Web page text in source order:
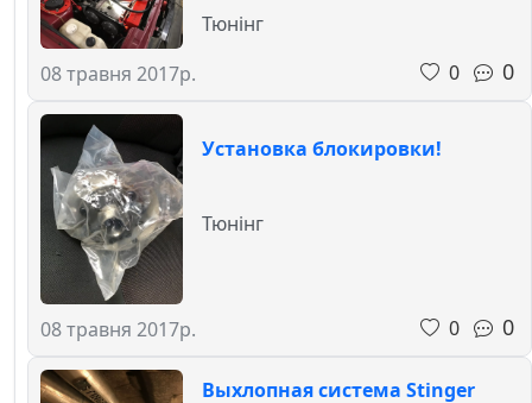
08 травня 2017р.
Тюнінг
0
0
Установка блокировки!
08 травня 2017р.
Тюнінг
0 0
Выхлопная система Stinger